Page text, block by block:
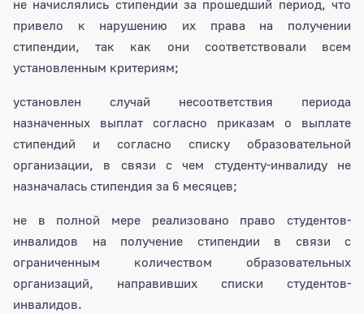
не начислялись стипендии за прошедший период, что
привело к нарушению их права на получении
стипендии, так как они соответствовали всем
установленным критериям;
установлен случай несоответствия периода
назначенных выплат согласно приказам о выплате
стипендий и согласно списку образовательной
организации, в связи с чем студенту-инвалиду не
назначалась стипендия за 6 месяцев;
не в полной мере реализовано право студентов-
инвалидов на получение стипендии в связи с
ограниченным количеством образовательных
организаций, направивших списки студентов-
инвалидов.